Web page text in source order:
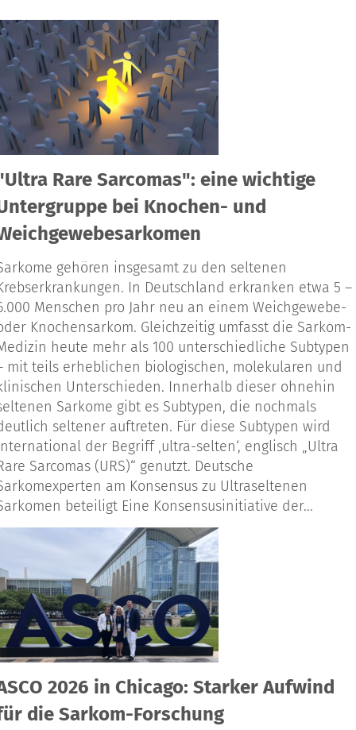
Rare Sarcomas": eine wichtige
bei Knochen- und
gehören insgesamt zu den seltenen
In Deutschland erkranken etwa 5 –
Menschen pro Jahr neu an einem Weichgewebe-
Knochensarkom. Gleichzeitig umfasst die Sarkom-
heute mehr als 100 unterschiedliche Subtypen
mit teils erheblichen biologischen, molekularen und
Unterschieden. Innerhalb dieser ohnehin
Sarkome gibt es Subtypen, die nochmals
seltener auftreten. Für diese Subtypen wird
der Begriff ‚ultra-selten‘, englisch „Ultra
Sarcomas (URS)“ genutzt. Deutsche
am Konsensus zu Ultraseltenen
beteiligt Eine Konsensusinitiative der...
2026 in Chicago: Starker Aufwind
die Sarkom-Forschung